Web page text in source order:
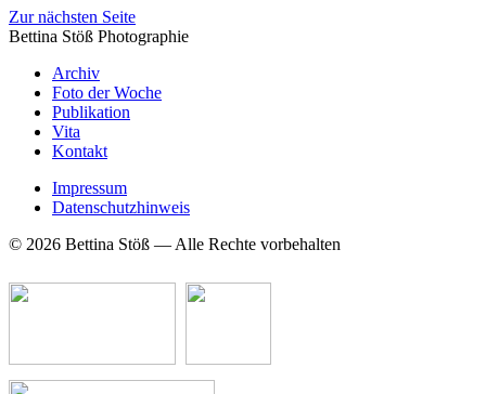
Zur nächsten Seite
Bettina Stöß Photographie
Archiv
Foto der Woche
Publikation
Vita
Kontakt
Impressum
Datenschutzhinweis
© 2026 Bettina Stöß — Alle Rechte vorbehalten